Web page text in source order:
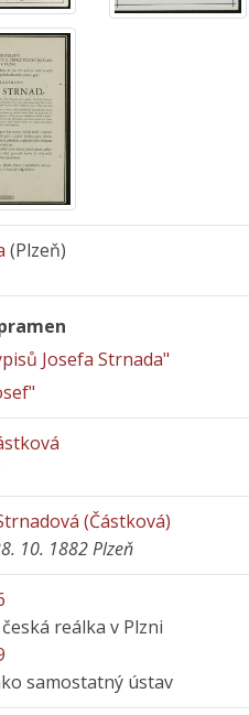
(Plzeň)
Josefa Strnada"
(Částková)
10. 1882 Plzeň
reálka v Plzni
samostatný ústav